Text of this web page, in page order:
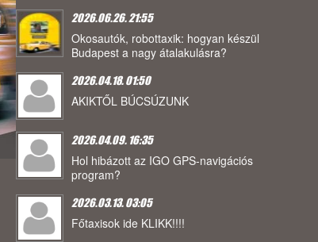
2026.06.26. 21:55
Okosautók, robottaxik: hogyan készül
Budapest a nagy átalakulásra?
2026.04.18. 01:50
AKIKTŐL BÚCSÚZUNK
2026.04.09. 16:35
Hol hibázott az IGO GPS-navigációs
program?
2026.03.13. 03:05
Főtaxisok ide KLIKK!!!!